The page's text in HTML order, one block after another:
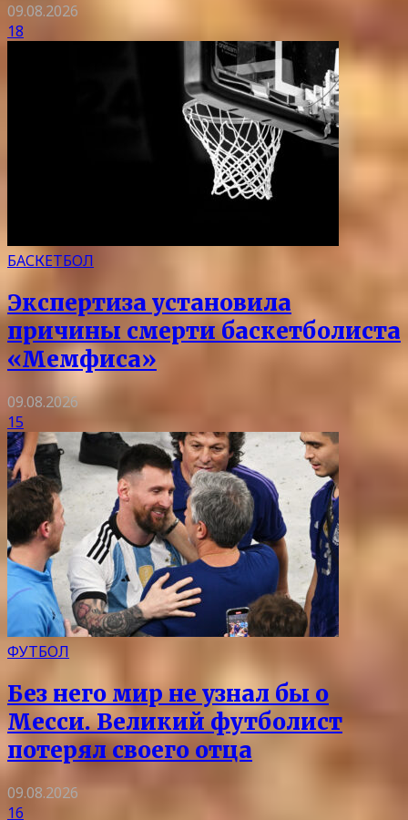
09.08.2026
18
БАСКЕТБОЛ
Экспертиза установила
причины смерти баскетболиста
«Мемфиса»
09.08.2026
15
ФУТБОЛ
Без него мир не узнал бы о
Месси. Великий футболист
потерял своего отца
09.08.2026
16